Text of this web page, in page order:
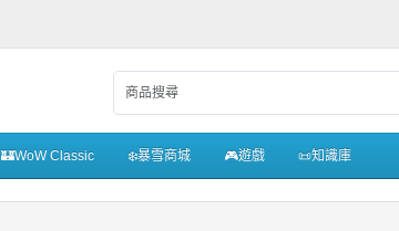
🏰WoW Classic ❄️暴雪商城 🎮遊戲 📜知識庫